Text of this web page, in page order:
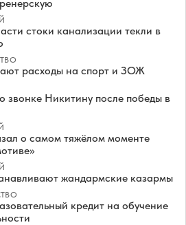
стоки канализации текли в
расходы на спорт и ЗОЖ
звонке Никитину после победы в
о самом тяжёлом моменте
жандармские казармы
кредит на обучение